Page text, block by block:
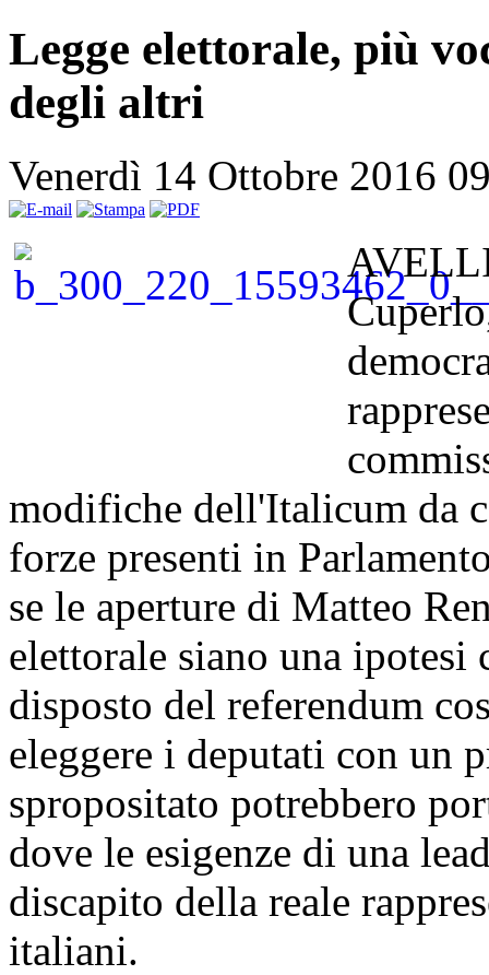
Legge elettorale, più
degli altri
Venerdì 14 Ottobre 2016
modifiche dell'Italicum da
forze presenti in
se le aperture di Matteo
elettorale siano una
disposto del referendum
eleggere i deputati con un
spropositato potrebbero
dove le esigenze di una
discapito della reale
italiani.